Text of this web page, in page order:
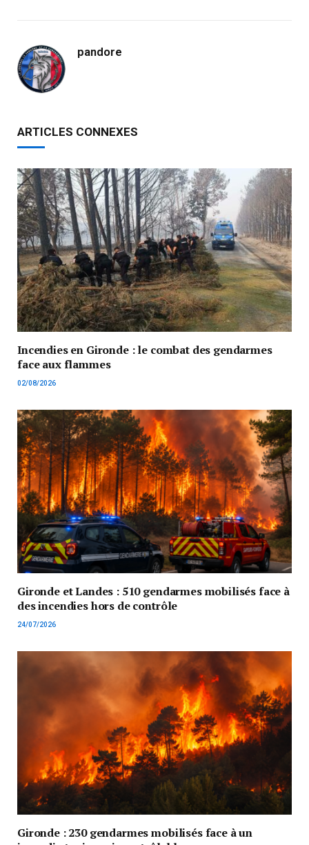
pandore
ARTICLES CONNEXES
Incendies en Gironde : le combat des gendarmes
face aux flammes
02/08/2026
Gironde et Landes : 510 gendarmes mobilisés face à
des incendies hors de contrôle
24/07/2026
Gironde : 230 gendarmes mobilisés face à un